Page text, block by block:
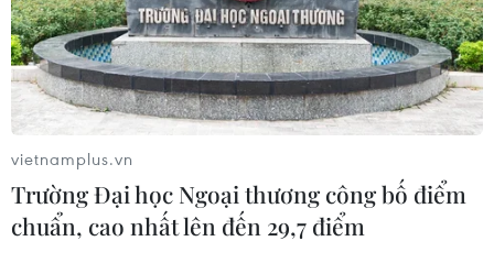
vietnamplus.vn
Trường Đại học Ngoại thương công bố điểm
chuẩn, cao nhất lên đến 29,7 điểm